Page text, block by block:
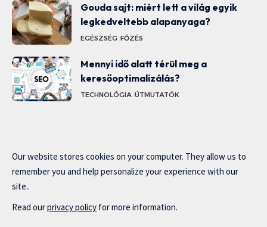
Gouda sajt: miért lett a világ egyik
legkedveltebb alapanyaga?
EGÉSZSÉG FŐZÉS
Mennyi idő alatt térül meg a
keresőoptimalizálás?
TECHNOLÓGIA ÚTMUTATÓK
Our website stores cookies on your computer. They allow us to
remember you and help personalize your experience with our
site..
Read ourprivacy policy for more information.